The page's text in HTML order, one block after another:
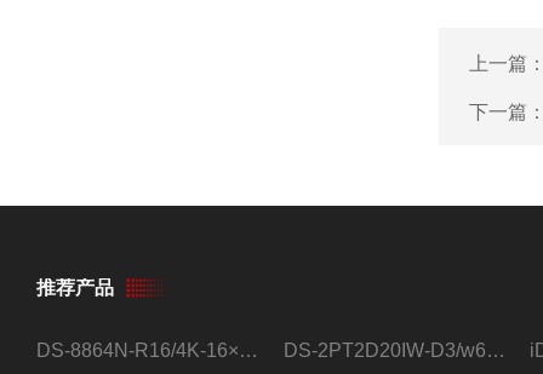
上一篇
下一篇
推荐产品
DS-8864N-R16/4K-16×4T/希捷16盘位录像机 DS-2PT2D20IW-D3/w64路高清硬盘录像机